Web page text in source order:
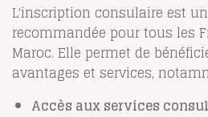
L'inscription consulaire est
recommandée pour tous les
Maroc. Elle permet de
avantages et services,
Accès aux services